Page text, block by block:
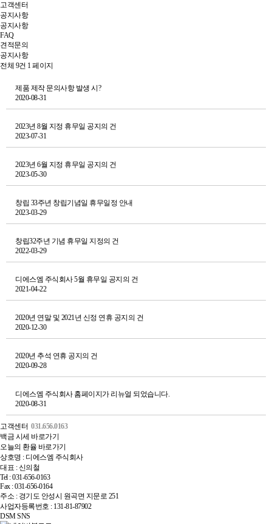
고객센터
공지사항
공지사항
FAQ
견적문의
공지사항
전체 9건 1 페이지
제품 제작 문의사항 발생 시?
2020-08-31
2023년 8월 지정 휴무일 공지의 건
2023-07-31
2023년 6월 지정 휴무일 공지의 건
2023-05-30
창립 33주년 창립기념일 휴무일정 안내
2023-03-29
창립32주년 기념 휴무일 지정의 건
2022-03-29
디에스엠 주식회사 5월 휴무일 공지의 건
2021-04-22
2020년 연말 및 2021년 신정 연휴 공지의 건
2020-12-30
2020년 추석 연휴 공지의 건
2020-09-28
디에스엠 주식회사 홈페이지가 리뉴얼 되었습니다.
2020-08-31
고객센터 031.656.0163
백금 시세 바로가기
오늘의 환율 바로가기
상호명 : 디에스엠 주식회사
대표 : 신의철
Tel : 031-656-0163
Fax : 031-656-0164
주소 : 경기도 안성시 원곡면 지문로 251
사업자등록번호 : 131-81-87902
DSM SNS